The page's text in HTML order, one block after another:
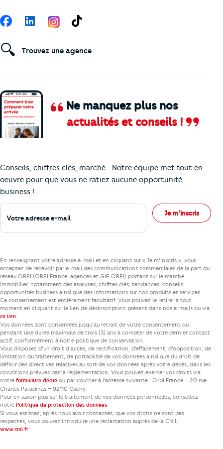
Ne manquez plus nos
actualités et conseils !
Conseils, chiffres clés, marché… Notre équipe met tout en
oeuvre pour que vous ne ratiez aucune opportunité
business !
Votre adresse e-mail
Je m’inscris
Suivez-nous
FacebookLinkedIn TikTok
🔍 Trouvez une agence
En renseignant votre adresse e-mail et en cliquant sur « Je m’inscris », vous
acceptez de recevoir par e-mail des communications commerciales de la part du
réseau ORPI (ORPI France, agences et GIE ORPI) portant sur le marché
immobilier, notamment des analyses, chiffres clés, tendances, conseils,
opportunités business ainsi que des informations sur nos produits et services.
Ce consentement est entièrement facultatif. Vous pouvez le retirer à tout
moment en cliquant sur le lien de désinscription présent dans nos e-mails ou via
ce lien.
Vos données sont conservées jusqu’au retrait de votre consentement ou
pendant une durée maximale de trois (3) ans à compter de votre dernier contact
actif, conformément à notre politique de conservation.
Vous disposez d’un droit d’accès, de rectification, d’effacement, d’opposition, de
limitation du traitement, de portabilité de vos données ainsi que du droit de
définir des directives relatives au sort de vos données après votre décès, dans les
conditions prévues par la réglementation. Vous pouvez exercer vos droits via
notre formulaire dédié ou par courrier à l’adresse suivante : Orpi France – 20 rue
Charles Paradinas – 92110 Clichy.
Pour en savoir plus sur le traitement de vos données personnelles, consultez
notre Politique de protection des données.
Si vous estimez, après nous avoir contactés, que vos droits ne sont pas
respectés, vous pouvez introduire une réclamation auprès de la CNIL :
www.cnil.fr.